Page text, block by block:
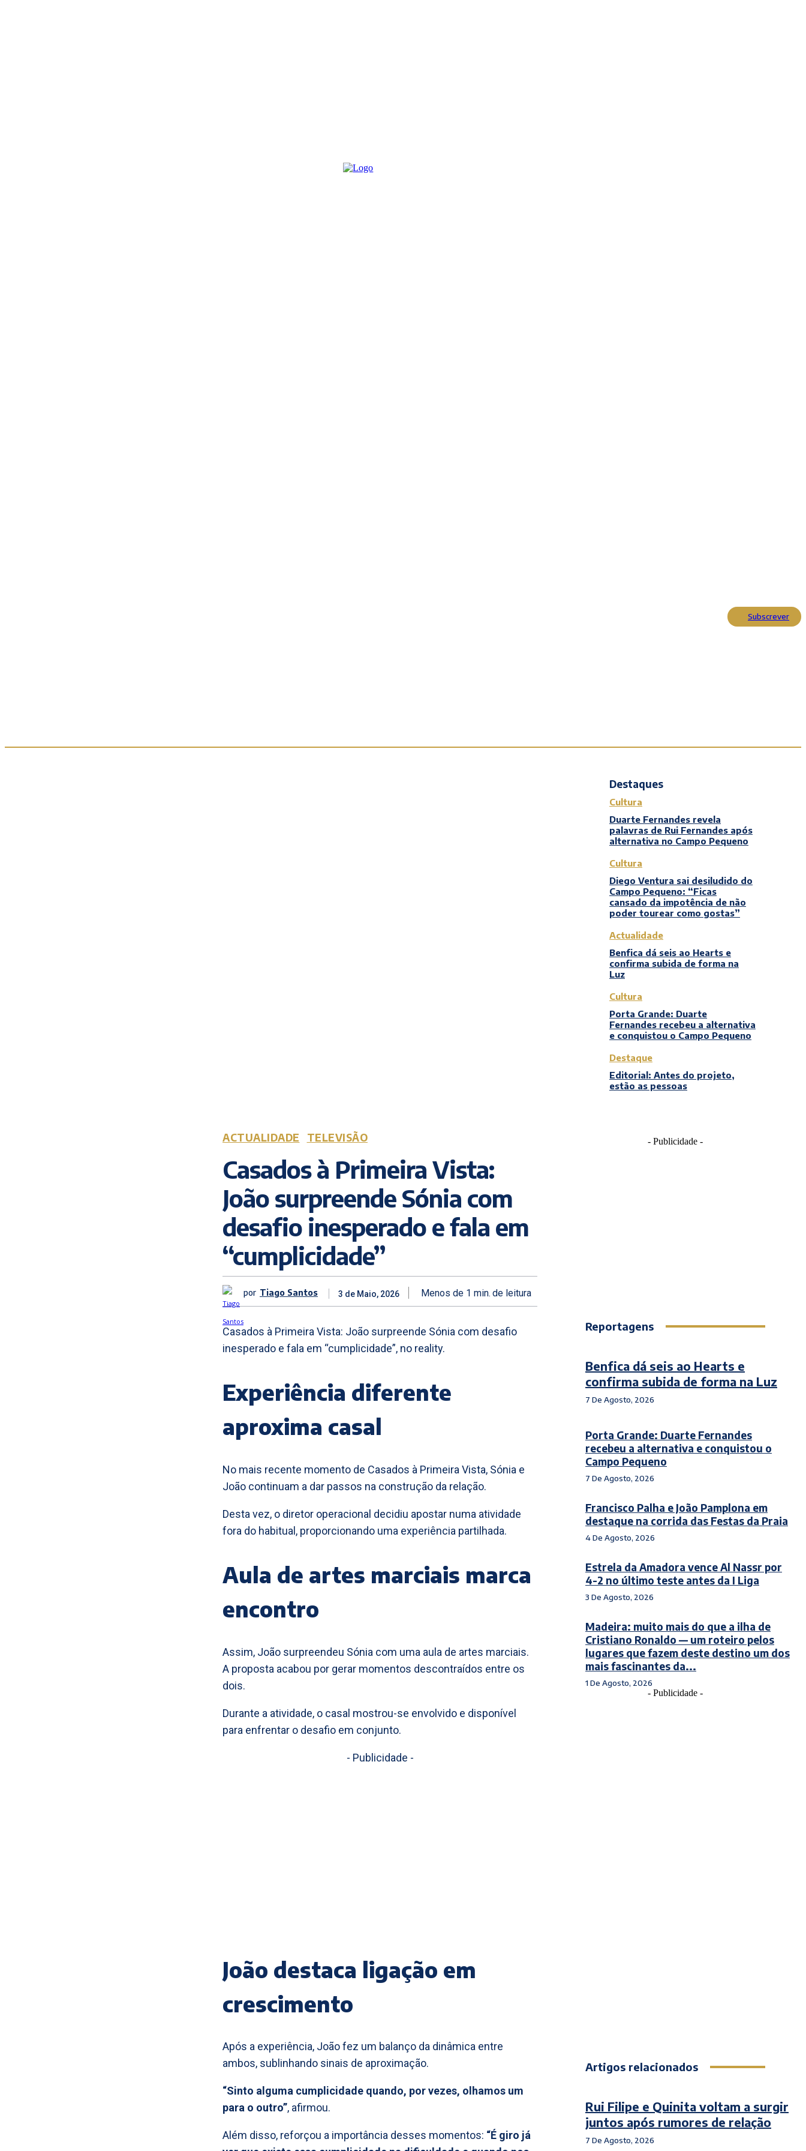
Subscrever
ACTUALIDADE TELEVISÃO
Casados à Primeira Vista:
João surpreende Sónia com
desafio inesperado e fala em
“cumplicidade”
por Tiago Santos 3 de Maio, 2026 Menos de 1 min. de leitura
Casados à Primeira Vista: João surpreende Sónia com desafio
inesperado e fala em “cumplicidade”, no reality.
Experiência diferente
aproxima casal
No mais recente momento de Casados à Primeira Vista, Sónia e
João continuam a dar passos na construção da relação.
Desta vez, o diretor operacional decidiu apostar numa atividade
fora do habitual, proporcionando uma experiência partilhada.
Aula de artes marciais marca
encontro
Assim, João surpreendeu Sónia com uma aula de artes marciais.
A proposta acabou por gerar momentos descontraídos entre os
dois.
Durante a atividade, o casal mostrou-se envolvido e disponível
para enfrentar o desafio em conjunto.
- Publicidade -
João destaca ligação em
crescimento
Após a experiência, João fez um balanço da dinâmica entre
ambos, sublinhando sinais de aproximação.
“Sinto alguma cumplicidade quando, por vezes, olhamos um
para o outro”, afirmou.
Além disso, reforçou a importância desses momentos: “É giro já
Destaques
Cultura
Duarte Fernandes revela
palavras de Rui Fernandes após
alternativa no Campo Pequeno
Cultura
Diego Ventura sai desiludido do
Campo Pequeno: “Ficas
cansado da impotência de não
poder tourear como gostas”
Actualidade
Benfica dá seis ao Hearts e
confirma subida de forma na
Luz
Cultura
Porta Grande: Duarte
Fernandes recebeu a alternativa
e conquistou o Campo Pequeno
Destaque
Editorial: Antes do projeto,
estão as pessoas
- Publicidade -
Reportagens
Benfica dá seis ao Hearts e
confirma subida de forma na Luz
7 De Agosto, 2026
Porta Grande: Duarte Fernandes
recebeu a alternativa e conquistou o
Campo Pequeno
7 De Agosto, 2026
Francisco Palha e João Pamplona em
destaque na corrida das Festas da Praia
4 De Agosto, 2026
Estrela da Amadora vence Al Nassr por
4-2 no último teste antes da I Liga
3 De Agosto, 2026
Madeira: muito mais do que a ilha de
Cristiano Ronaldo — um roteiro pelos
lugares que fazem deste destino um dos
mais fascinantes da...
1 De Agosto, 2026
- Publicidade -
Artigos relacionados
Rui Filipe e Quinita voltam a surgir
juntos após rumores de relação
7 De Agosto, 2026